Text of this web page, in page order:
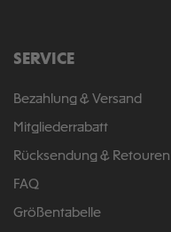
SERVICE
Bezahlung & Versand
Mitgliederrabatt
Rücksendung & Retouren
FAQ
Größentabelle